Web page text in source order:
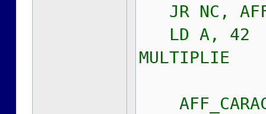
JR NC,
LD A,
MULTIPLIE